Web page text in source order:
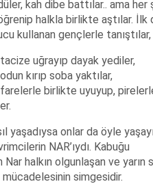
kah dibe battılar.. ama her
halkla birlikte aştılar. İlk
kullanan gençlerle tanıştılar,
uğrayıp dayak yediler,
kırıp soba yaktılar,
birlikte uyuyup,
yaşadıysa onlar da öyle
NAR’ıydı. Kabuğu
halkın olgunlaşan ve yarın
simgesidir.